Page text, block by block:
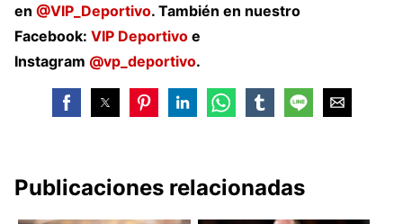
en @VIP_Deportivo. También en nuestro
Facebook: VIP Deportivo e
Instagram @vp_deportivo.
Publicaciones relacionadas